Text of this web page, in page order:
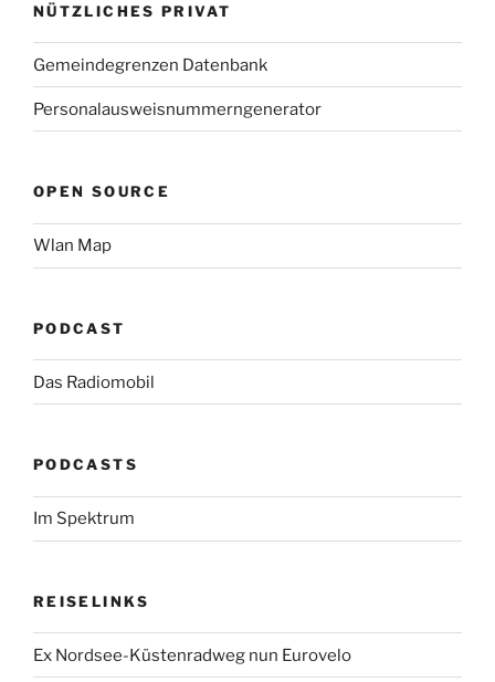
NÜTZLICHES PRIVAT
Gemeindegrenzen Datenbank
Personalausweisnummerngenerator
OPEN SOURCE
Wlan Map
PODCAST
Das Radiomobil
PODCASTS
Im Spektrum
REISELINKS
Ex Nordsee-Küstenradweg nun Eurovelo